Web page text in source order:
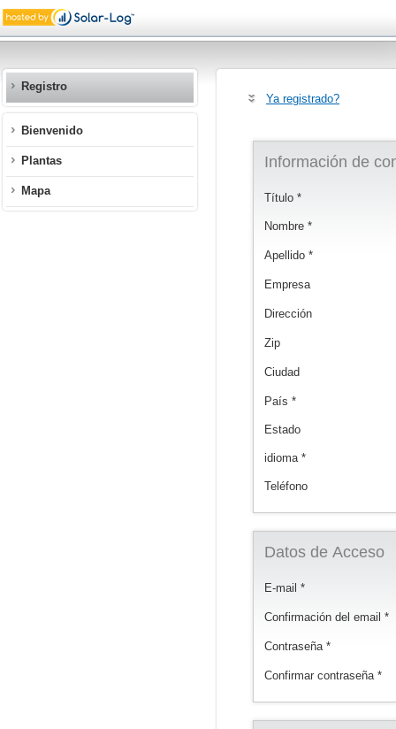
Registro
Bienvenido
Plantas
Mapa
Ya registrado?
Información de
Título *
Nombre *
Apellido *
Empresa
Dirección
Zip
Ciudad
País *
Estado
idioma *
Teléfono
Datos de Acceso
E-mail *
Confirmación del email *
Contraseña *
Confirmar contraseña *